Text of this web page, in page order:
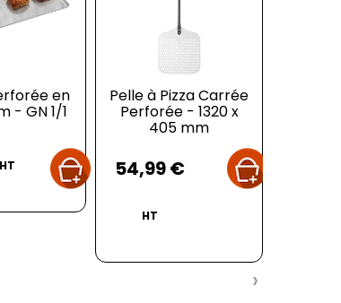
en
- GN 1/1
HT
Pelle à Pizza Carrée
Perforée - 1320 x
405 mm
54,99 €
HT
›